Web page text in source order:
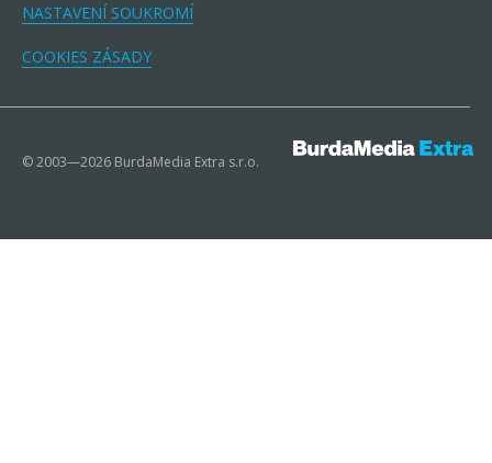
NASTAVENÍ SOUKROMÍ
COOKIES ZÁSADY
© 2003—2026 BurdaMedia Extra s.r.o.